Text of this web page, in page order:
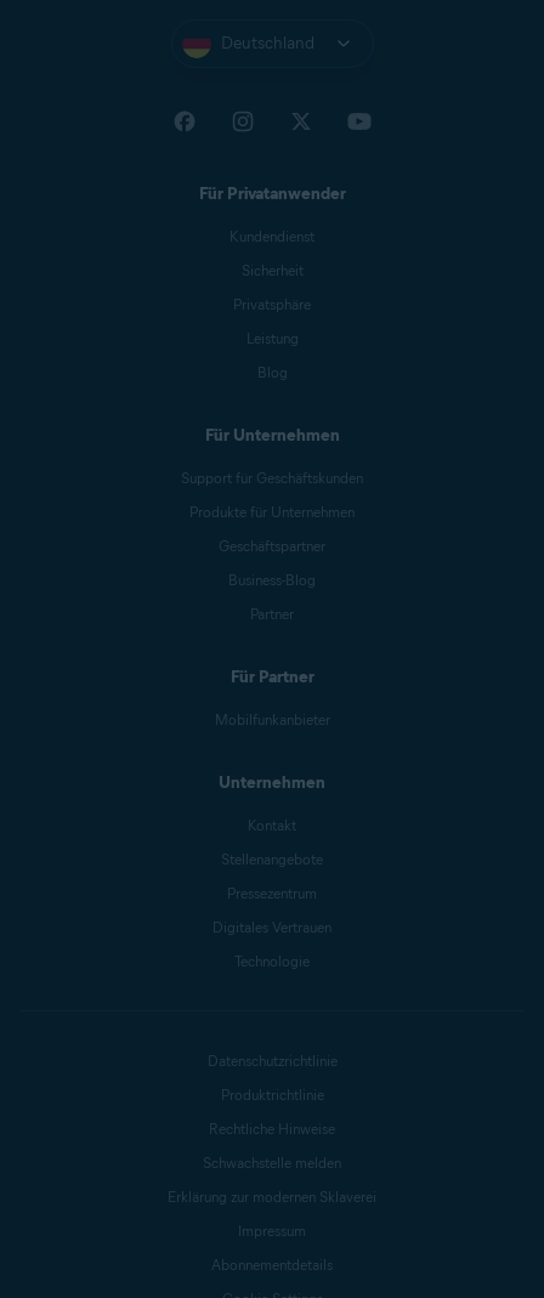
Deutschland
Für Privatanwender
Kundendienst
Sicherheit
Privatsphäre
Leistung
Blog
Für Unternehmen
Support für Geschäftskunden
Produkte für Unternehmen
Geschäftspartner
Business-Blog
Partner
Für Partner
Mobilfunkanbieter
Unternehmen
Kontakt
Stellenangebote
Pressezentrum
Digitales Vertrauen
Technologie
Datenschutzrichtlinie
Produktrichtlinie
Rechtliche Hinweise
Schwachstelle melden
Erklärung zur modernen Sklaverei
Impressum
Abonnementdetails